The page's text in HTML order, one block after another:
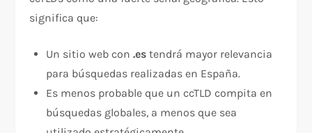
significa que:
Un sitio web con.es tendrá mayor relevancia
para búsquedas realizadas en España.
Es menos probable que un ccTLD compita en
búsquedas globales, a menos que sea